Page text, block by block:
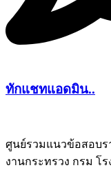
ทักแชทแอดมิน..
ศูนย์รวมแนวข้อสอบร
งานกระทรวง กรม โ